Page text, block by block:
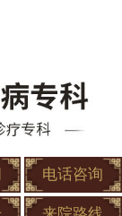
电话咨询